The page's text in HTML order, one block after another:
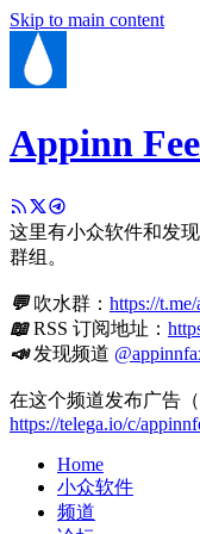
Skip to main content
Appinn
这里有小众软件和发
群组。
💬吹水群： https://
📖RSS 订阅地址：
📣发现频道
在这个频道发布广告（
https://telega.io/c/
Home
小众软件
频道